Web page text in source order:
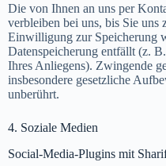
Die von Ihnen an uns per
verbleiben bei uns, bis Sie
Einwilligung zur Speicherung
Datenspeicherung entfällt (z.
Ihres Anliegens). Zwingende
insbesondere gesetzliche
unberührt.
4. Soziale Medien
Social-Media-Plugins mit